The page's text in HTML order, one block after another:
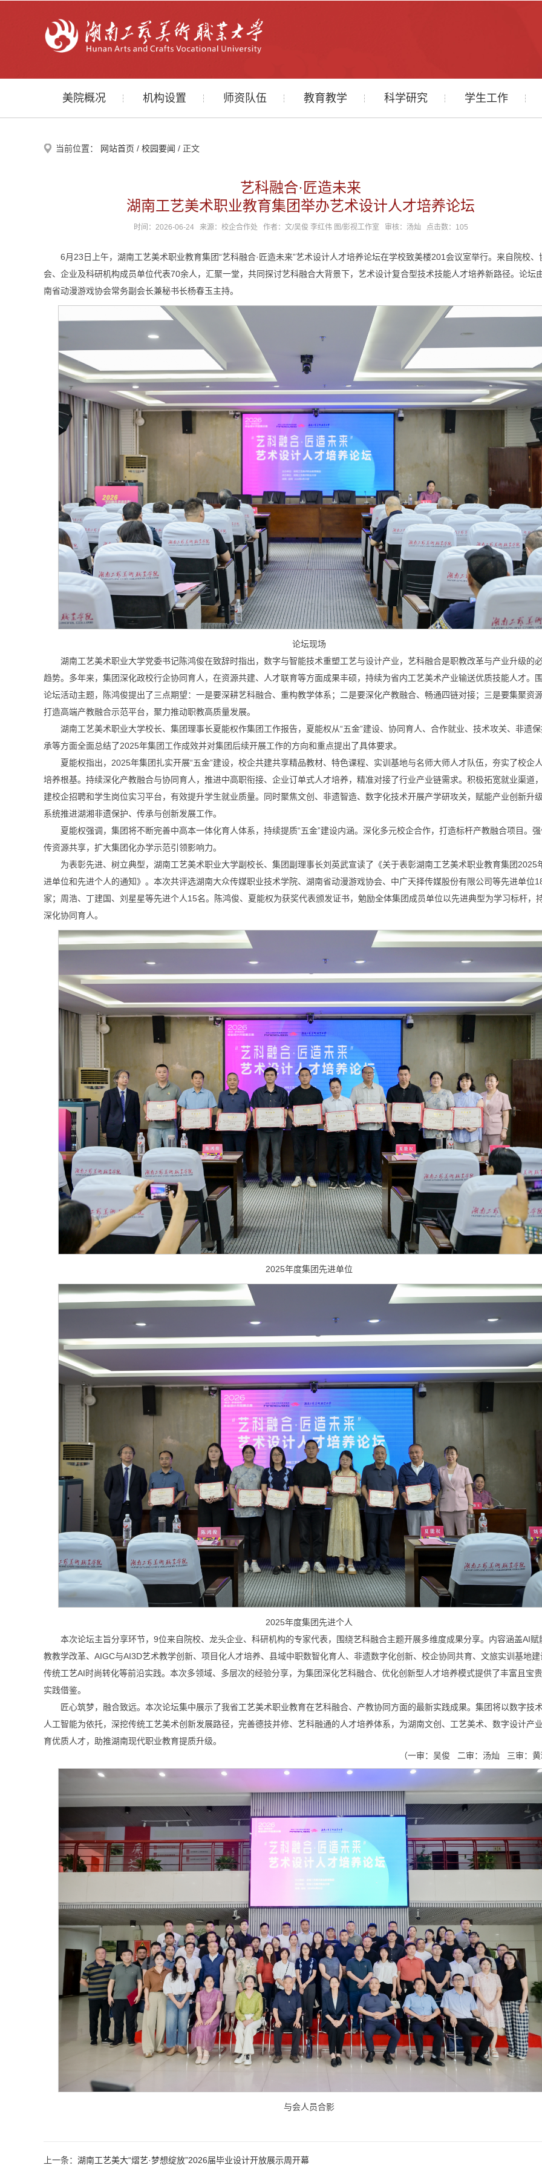
美院概况 机构设置 师资队伍 教育教学 科学研究 学生工作
当前位置： 网站首页 / 校园要闻 / 正文
艺科融合·匠造未来
湖南工艺美术职业教育集团举办艺术设计人才培养论坛
时间：2026-06-24 来源：校企合作处 作者：文/吴俊 李红伟 图/影视工作室 审核：汤灿 点击数： 105
6月23日上午，湖南工艺美术职业教育集团“艺科融合·匠造未来”艺术设计人才培养论坛在学校致美楼201会议室举行。来自院校、
会、企业及科研机构成员单位代表70余人，汇聚一堂，共同探讨艺科融合大背景下，艺术设计复合型技术技能人才培养新路径。论坛
南省动漫游戏协会常务副会长兼秘书长杨春玉主持。
论坛现场
湖南工艺美术职业大学党委书记陈鸿俊在致辞时指出，数字与智能技术重塑工艺与设计产业，艺科融合是职教改革与产业升级的
趋势。多年来，集团深化政校行企协同育人，在资源共建、人才联育等方面成果丰硕，持续为省内工艺美术产业输送优质技能人才。
论坛活动主题，陈鸿俊提出了三点期望：一是要深耕艺科融合、重构教学体系；二是要深化产教融合、畅通四链对接；三是要集聚资源
打造高端产教融合示范平台，聚力推动职教高质量发展。
湖南工艺美术职业大学校长、集团理事长夏能权作集团工作报告，夏能权从“五金”建设、协同育人、合作就业、技术攻关、非遗
承等方面全面总结了2025年集团工作成效并对集团后续开展工作的方向和重点提出了具体要求。
夏能权指出，2025年集团扎实开展“五金”建设，校企共建共享精品教材、特色课程、实训基地与名师大师人才队伍，夯实了校企
培养根基。持续深化产教融合与协同育人，推进中高职衔接、企业订单式人才培养，精准对接了行业产业链需求。积极拓宽就业渠道
建校企招聘和学生岗位实习平台，有效提升学生就业质量。同时聚焦文创、非遗智造、数字化技术开展产学研攻关，赋能产业创新升级
系统推进湖湘非遗保护、传承与创新发展工作。
夏能权强调，集团将不断完善中高本一体化育人体系，持续提质“五金”建设内涵。深化多元校企合作，打造标杆产教融合项目。
传资源共享，扩大集团化办学示范引领影响力。
为表彰先进、树立典型，湖南工艺美术职业大学副校长、集团副理事长刘英武宣读了《关于表彰湖南工艺美术职业教育集团2025
进单位和先进个人的通知》。本次共评选湖南大众传媒职业技术学院、湖南省动漫游戏协会、中广天择传媒股份有限公司等先进单位
家；周浩、丁建国、刘星星等先进个人15名。陈鸿俊、夏能权为获奖代表颁发证书，勉励全体集团成员单位以先进典型为学习标杆，
深化协同育人。
2025年度集团先进单位
2025年度集团先进个人
本次论坛主旨分享环节，9位来自院校、龙头企业、科研机构的专家代表，围绕艺科融合主题开展多维度成果分享。内容涵盖AI赋
教教学改革、AIGC与AI3D艺术教学创新、项目化人才培养、县域中职数智化育人、非遗数字化创新、校企协同共育、文旅实训基地建
传统工艺AI时尚转化等前沿实践。本次多领域、多层次的经验分享，为集团深化艺科融合、优化创新型人才培养模式提供了丰富且宝
实践借鉴。
匠心筑梦，融合致远。本次论坛集中展示了我省工艺美术职业教育在艺科融合、产教协同方面的最新实践成果。集团将以数字技术
人工智能为依托，深挖传统工艺美术创新发展路径，完善德技并修、艺科融通的人才培养体系，为湖南文创、工艺美术、数字设计产
育优质人才，助推湖南现代职业教育提质升级。
（一审：吴俊 二审：汤灿 三审：黄
与会人员合影
上一条： 湖南工艺美大“熠艺·梦想绽放”2026届毕业设计开放展示周开幕